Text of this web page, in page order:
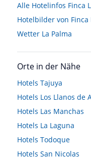
Alle Hotelinfos Finca
Hotelbilder von Finca
Wetter La Palma
Orte in der Nähe
Hotels Tajuya
Hotels Los Llanos de
Hotels Las Manchas
Hotels La Laguna
Hotels Todoque
Hotels San Nicolas